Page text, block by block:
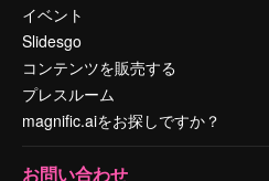
イベント
Slidesgo
コンテンツを販売する
プレスルーム
magnific.aiをお探しですか？
お問い合わせ